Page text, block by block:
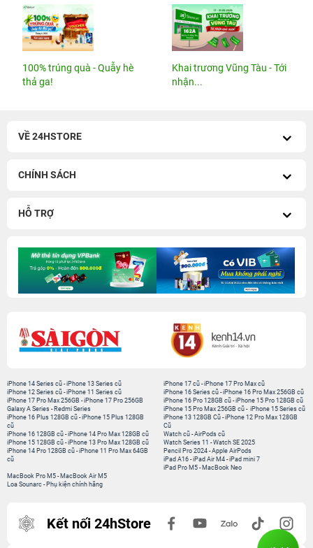
100% trúng quà - Quẫy hè
thả ga!
Khai trương Vũng Tàu - Tới
nhận...
VỀ 24HSTORE
CHÍNH SÁCH
HỖ TRỢ
iPhone 14 Series cũ -iPhone 13 Series cũ
iPhone 12 Series cũ -iPhone 11 Series cũ
iPhone 17 Pro Max 256GB -iPhone 17 Pro 256GB
Galaxy A Series - Redmi Series
iPhone 17 cũ -iPhone 17 Pro Max cũ
iPhone 16 Series cũ - iPhone 16 Pro Max 256GB cũ
iPhone 16 Pro 128GB cũ -iPhone 15 Pro 128GB cũ
iPhone 15 Pro Max 256GB cũ - iPhone 15 Series cũ
iPhone 16 Plus 128GB cũ -iPhone 15 Plus 128GB
cũ
iPhone 16 128GB cũ -iPhone 14 Pro Max 128GB cũ
iPhone 15 128GB cũ -iPhone 13 Pro Max 128GB cũ
iPhone 14 Pro 128GB cũ -iPhone 11 Pro Max 64GB
cũ
iPhone 13 128GB Cũ -iPhone 12 Pro Max 128GB
Cũ
Watch cũ -AirPods cũ
Watch Series 11 -Watch SE 2025
Pencil Pro 2024 -Apple AirPods
iPad A16 -iPad Air M4 -iPad mini 7
iPad Pro M5 - MacBook Neo
MacBook Pro M5 - MacBook Air M5
Loa Sounarc - Phụ kiện chính hãng
Kết nối 24hStore